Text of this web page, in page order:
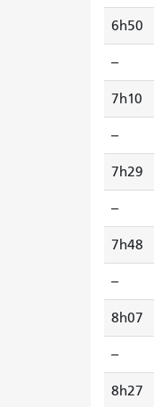
6h50
--
7h10
--
7h29
--
7h48
--
8h07
--
8h27